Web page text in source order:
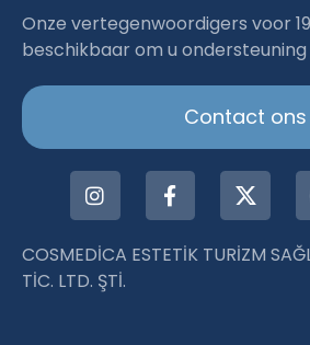
Haartransplantation
Istanbul
Onze vertegenwoordigers voor
beschikbaar om u
Contact ons
COSMEDİCA ESTETİK TURİZM
TİC. LTD. ŞTİ.